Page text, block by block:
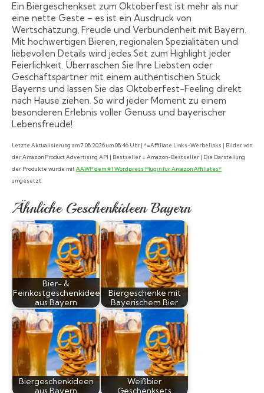
Ein Biergeschenkset zum Oktoberfest ist mehr als nur
eine nette Geste – es ist ein Ausdruck von
Wertschätzung, Freude und Verbundenheit mit Bayern.
Mit hochwertigen Bieren, regionalen Spezialitäten und
liebevollen Details wird jedes Set zum Highlight jeder
Feierlichkeit. Überraschen Sie Ihre Liebsten oder
Geschäftspartner mit einem authentischen Stück
Bayerns und lassen Sie das Oktoberfest-Feeling direkt
nach Hause ziehen. So wird jeder Moment zu einem
besonderen Erlebnis voller Genuss und bayerischer
Lebensfreude!
Letzte Aktualisierung am 7.08.2026 um 08:46 Uhr | *=Affiliate Links-Werbelinks | Bilder von
der Amazon Product Advertising API | Bestseller = Amazon-Bestseller | Die Darstellung
der Produkte wurde mitAAWP dem #1 Wordpress Plugin für Amazon Affiliates*
umgesetzt.
Ähnliche Geschenkideen Bayern
Bier- &
Feinkostgeschenkideen
aus Bayern
Biergeschenke mit
Bayerischem Bier
Biergeschenkideen
aus Bayern
Weißbier
Geschenksets